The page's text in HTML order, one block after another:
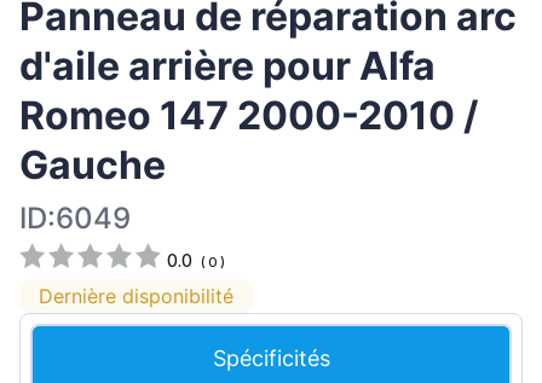
Panneau de réparation arc
d'aile arrière pour Alfa
Romeo 147 2000-2010 /
Gauche
ID:6049
0.0 (0 )
Dernière disponibilité
Spécificités